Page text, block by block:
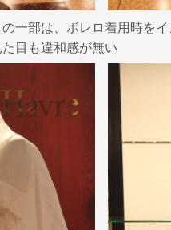
一部は、ボレロ着用時を
目も違和感が無い